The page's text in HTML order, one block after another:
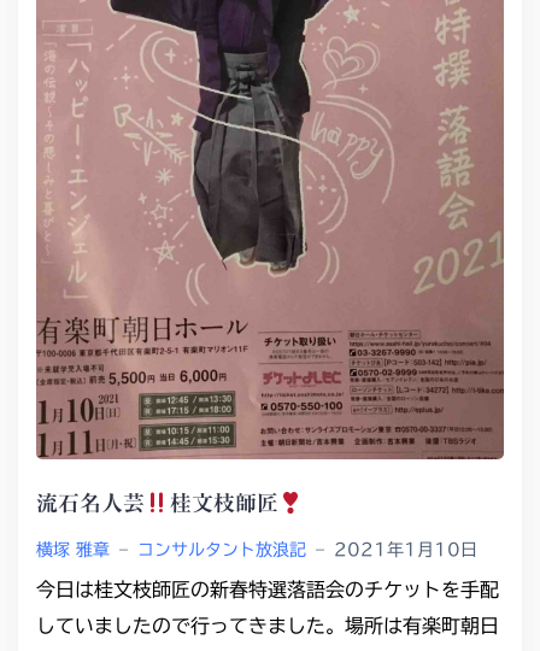
流石名人芸 桂文枝師匠
横塚 雅章 – コンサルタント放浪記 – 2021年1月10日
今日は桂文枝師匠の新春特選落語会のチケットを手配
していましたので行ってきました。場所は有楽町朝日